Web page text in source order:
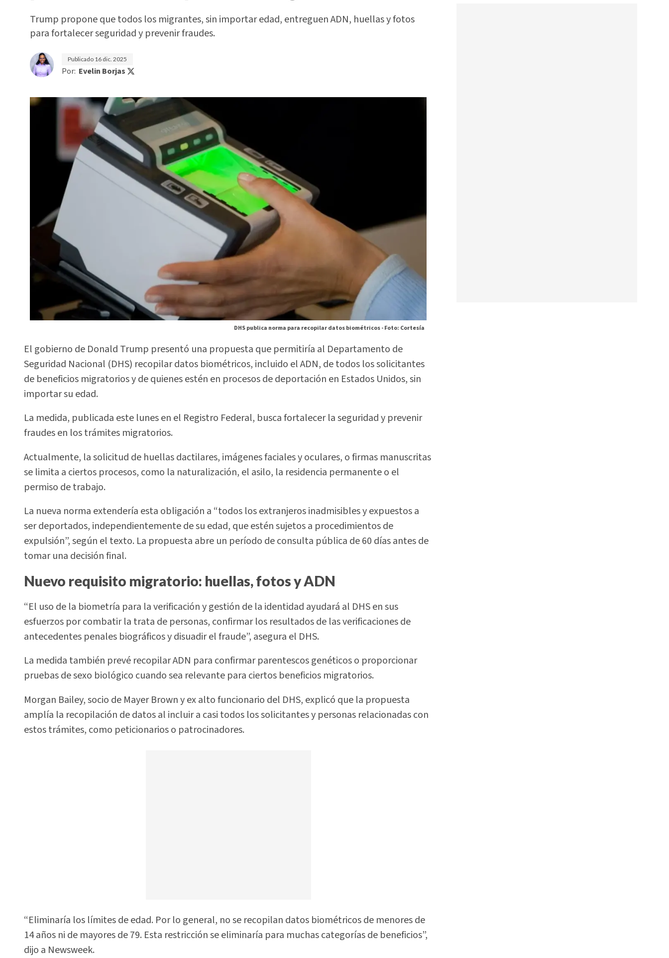
Trump propone que todos los migrantes, sin importar edad, entreguen ADN, huellas y fotos
para fortalecer seguridad y prevenir fraudes.
Publicado 16 dic. 2025
Por: Evelin Borjas
DHS publica norma para recopilar datos biométricos -Foto: Cortesía
El gobierno de Donald Trump presentó una propuesta que permitiría al Departamento de
Seguridad Nacional (DHS) recopilar datos biométricos, incluido el ADN, de todos los solicitantes
de beneficios migratorios y de quienes estén en procesos de deportación en Estados Unidos, sin
importar su edad.
La medida, publicada este lunes en el Registro Federal, busca fortalecer la seguridad y prevenir
fraudes en los trámites migratorios.
Actualmente, la solicitud de huellas dactilares, imágenes faciales y oculares, o firmas manuscritas
se limita a ciertos procesos, como la naturalización, el asilo, la residencia permanente o el
permiso de trabajo.
La nueva norma extendería esta obligación a “todos los extranjeros inadmisibles y expuestos a
ser deportados, independientemente de su edad, que estén sujetos a procedimientos de
expulsión”, según el texto. La propuesta abre un período de consulta pública de 60 días antes de
tomar una decisión final.
Nuevo requisito migratorio: huellas, fotos y ADN
“El uso de la biometría para la verificación y gestión de la identidad ayudará al DHS en sus
esfuerzos por combatir la trata de personas, confirmar los resultados de las verificaciones de
antecedentes penales biográficos y disuadir el fraude”, asegura el DHS.
La medida también prevé recopilar ADN para confirmar parentescos genéticos o proporcionar
pruebas de sexo biológico cuando sea relevante para ciertos beneficios migratorios.
Morgan Bailey, socio de Mayer Brown y ex alto funcionario del DHS, explicó que la propuesta
amplía la recopilación de datos al incluir a casi todos los solicitantes y personas relacionadas con
estos trámites, como peticionarios o patrocinadores.
“Eliminaría los límites de edad. Por lo general, no se recopilan datos biométricos de menores de
14 años ni de mayores de 79. Esta restricción se eliminaría para muchas categorías de beneficios”,
dijo a Newsweek.